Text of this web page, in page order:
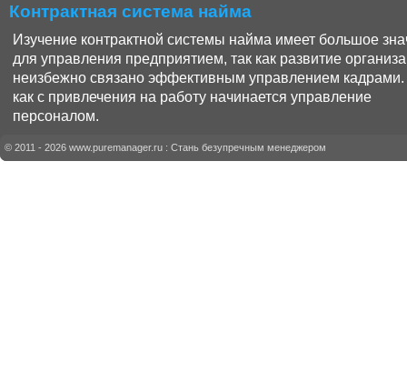
Контрактная система найма
Изучение контрактной системы найма имеет большое
для управления предприятием, так как развитие
неизбежно связано эффективным управлением кадрами.
как с привлечения на работу начинается управление
персоналом.
© 2011 - 2026 www.puremanager.ru : Стань безупречным менеджером